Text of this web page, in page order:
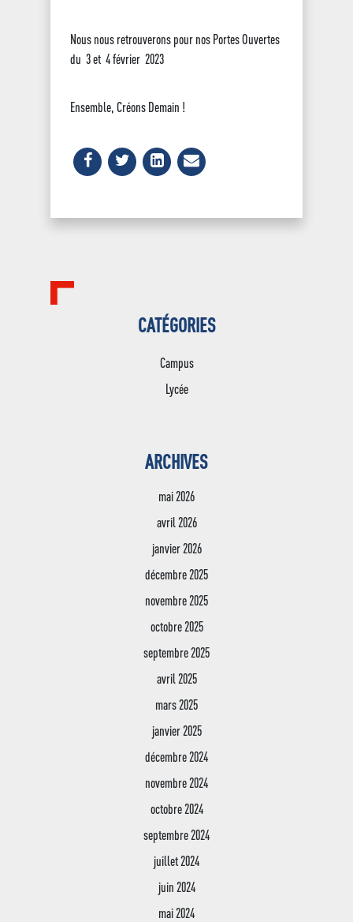
Nous nous retrouverons pour nos Portes Ouvertes
du 3 et 4 février 2023
Ensemble, Créons Demain !
CATÉGORIES
Campus
Lycée
ARCHIVES
mai 2026
avril 2026
janvier 2026
décembre 2025
novembre 2025
octobre 2025
septembre 2025
avril 2025
mars 2025
janvier 2025
décembre 2024
novembre 2024
octobre 2024
septembre 2024
juillet 2024
juin 2024
mai 2024